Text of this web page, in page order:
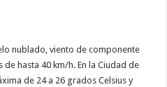
nublado, viento de componente
hasta 40 km/h. En la Ciudad de
de 24 a 26 grados Celsius y